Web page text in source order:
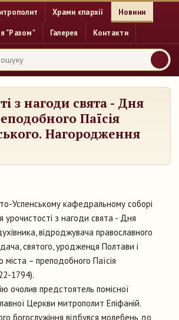
Храми єпархії Новини
"Разом" Галерея Контакти
з нагоди свята - Дня
Паїсія
Нагородження
Успенському кафедральному соборі
урочистості з нагоди свята - Дня
відроджувача православного
святого, уродженця Полтави і
– преподобного Паїсія
1794).
очолив предстоятель помісної
Церкви митрополит Епіфаній.
богослужіння відбувся молебень до